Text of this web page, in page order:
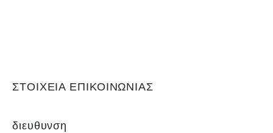
ΣΤΟΙΧΕΙΑ ΕΠΙΚΟΙΝΩΝΙΑΣ
διευθυνση